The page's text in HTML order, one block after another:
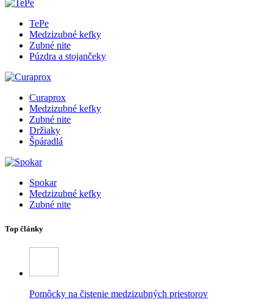
TePe
Medzizubné kefky
Zubné nite
Púzdra a stojančeky
Curaprox
Medzizubné kefky
Zubné nite
Držiaky
Špáradlá
Spokar
Medzizubné kefky
Zubné nite
Top články
Pomôcky na čistenie medzizubných priestorov